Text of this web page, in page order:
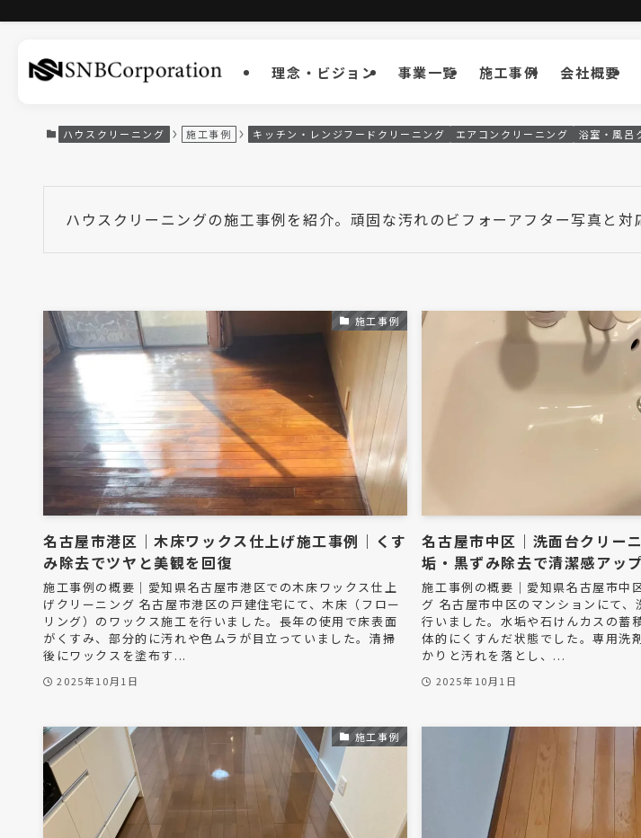
理念・ビジョン 事業一覧 施工事例 会社概要
ハウスクリーニング 施工事例 キッチン・レンジフードクリーニング エアコンクリーニング 浴室・風呂
ハウスクリーニングの施工事例を紹介。頑固な汚れのビフォーアフター写真と対
施工事例
名古屋市港区｜木床ワックス仕上げ施工事例｜くす
み除去でツヤと美観を回復
施工事例の概要｜愛知県名古屋市港区での木床ワックス仕上
げクリーニング 名古屋市港区の戸建住宅にて、木床（フロー
リング）のワックス施工を行いました。長年の使用で床表面
がくすみ、部分的に汚れや色ムラが目立っていました。清掃
後にワックスを塗布す...
2025年10月1日
名古屋市中区｜洗面台クリー
垢・黒ずみ除去で清潔感アップ
施工事例の概要｜愛知県名古屋市中
グ 名古屋市中区のマンションにて、
行いました。水垢や石けんカスの蓄
体的にくすんだ状態でした。専用洗
かりと汚れを落とし、...
2025年10月1日
施工事例